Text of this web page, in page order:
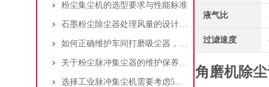
粉尘集尘机的选型要求与性能标准
石墨粉尘除尘器处理风量的设计，你了解多少
如何正确维护车间打磨吸尘器，延长使用寿命
关于粉尘脉冲集尘器的维护保养问题
选择工业脉冲集尘机需要考虑5大因素,你都了解吗?
液气比
过滤速度
角磨机除